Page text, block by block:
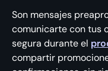
Son mensajes
comunicarte con tus
segura durante el
compartir